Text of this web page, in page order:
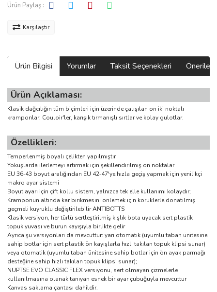
Ürün Paylaş :
Karşılaştır
Ürün Bilgisi Yorumlar Taksit Seçenekleri
Ürün Açıklaması:
Klasik dağcılığın tüm biçimleri için üzerinde çalışılan on iki noktalı
kramponlar: Couloir'ler, karışık tırmanışlı sırtlar ve kolay gulotlar.
Özellikleri:
Temperlenmiş boyalı çelikten yapılmıştır
Yokuşlarda ilerlemeyi artırmak için şekillendirilmiş ön noktalar
EU 36‑43 boyut aralığından EU 42‑47'ye hızla geçiş yapmak için yenilikçi
makro ayar sistemi
Boyut ayarı için çift kollu sistem, yalnızca tek elle kullanımı kolaydır;
Kramponun altında kar birikmesini önlemek için körüklerle donatılmış
geçmeli kuyruklu değiştirilebilir ANTIBOTTS
Klasik versiyon, her türlü sertleştirilmiş kışlık bota uyacak sert plastik
topuk yuvası ve burun kayışıyla birlikte gelir
Ayrıca şu versiyonları da mevcuttur: yarı otomatik (uyumlu taban ünitesine
sahip botlar için sert plastik ön kayışlarla hızlı takılan topuk klipsi sunar)
veya otomatik (uyumlu taban ünitesine sahip botlar için ön ayak parmağı
desteğine sahip hızlı takılan topuk klipsi sunar);
NUPTSE EVO CLASSIC FLEX versiyonu, sert olmayan çizmelerle
kullanılmasına olanak tanıyan esnek bir ayar çubuğuyla mevcuttur
Kanvas saklama çantası dahildir.